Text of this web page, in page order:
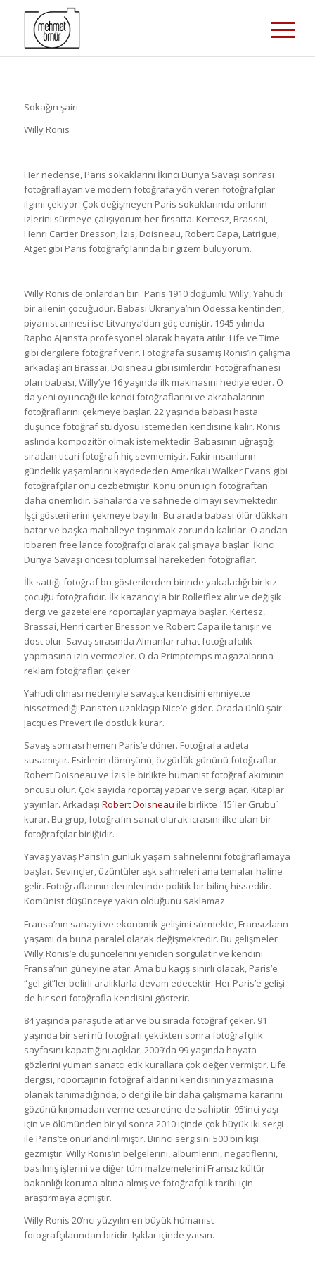
Sokağın şairi
Willy Ronis
Her nedense, Paris sokaklarını İkinci Dünya Savaşı sonrası
fotoğraflayan ve modern fotoğrafa yön veren fotoğrafçılar
ilgimi çekiyor. Çok değişmeyen Paris sokaklarında onların
izlerini sürmeye çalışıyorum her fırsatta. Kertesz, Brassai,
Henri Cartier Bresson, İzis, Doisneau, Robert Capa, Latrigue,
Atget gibi Paris fotoğrafçılarında bir gizem buluyorum.
Willy Ronis de onlardan biri. Paris 1910 doğumlu Willy, Yahudi
bir ailenin çocuğudur. Babası Ukranya’nın Odessa kentinden,
piyanist annesi ise Litvanya’dan göç etmiştir. 1945 yılında
Rapho Ajans’ta profesyonel olarak hayata atılır. Life ve Time
gibi dergilere fotoğraf verir. Fotoğrafa susamış Ronis’in çalışma
arkadaşları Brassai, Doisneau gibi isimlerdir. Fotoğrafhanesi
olan babası, Willy’ye 16 yaşında ilk makinasını hediye eder. O
da yeni oyuncağı ile kendi fotoğraflarını ve akrabalarının
fotoğraflarını çekmeye başlar. 22 yaşında babası hasta
düşünce fotoğraf stüdyosu istemeden kendisine kalır. Ronis
aslında kompozitör olmak istemektedir. Babasının uğraştığı
sıradan ticari fotoğrafı hiç sevmemiştir. Fakir insanların
gündelik yaşamlarını kaydededen Amerikalı Walker Evans gibi
fotoğrafçılar onu cezbetmiştir. Konu onun için fotoğraftan
daha önemlidir. Sahalarda ve sahnede olmayı sevmektedir.
İşçi gösterilerini çekmeye bayılır. Bu arada babası ölür dükkan
batar ve başka mahalleye taşınmak zorunda kalırlar. O andan
itibaren free lance fotoğrafçı olarak çalışmaya başlar. İkinci
Dünya Savaşı öncesi toplumsal hareketleri fotoğraflar.
İlk sattığı fotoğraf bu gösterilerden birinde yakaladığı bir kız
çocuğu fotoğrafıdır. İlk kazancıyla bir Rolleiflex alır ve değişik
dergi ve gazetelere röportajlar yapmaya başlar. Kertesz,
Brassai, Henri cartier Bresson ve Robert Capa ile tanışır ve
dost olur. Savaş sırasında Almanlar rahat fotoğrafcılık
yapmasına izin vermezler. O da Primptemps magazalarına
reklam fotoğrafları çeker.
Yahudi olması nedeniyle savaşta kendisini emniyette
hissetmediği Paris’ten uzaklaşıp Nice’e gider. Orada ünlü şair
Jacques Prevert ile dostluk kurar.
Savaş sonrası hemen Paris’e döner. Fotoğrafa adeta
susamıştır. Esirlerin dönüşünü, özgürlük gününü fotoğraflar.
Robert Doisneau ve İzis le birlikte humanist fotoğraf akımının
öncüsü olur. Çok sayıda röportaj yapar ve sergi açar. Kitaplar
yayınlar. Arkadaşı Robert Doisneau ile birlikte `15`ler Grubu`
kurar. Bu grup, fotoğrafın sanat olarak icrasını ilke alan bir
fotoğrafçılar birliğidir.
Yavaş yavaş Paris’in günlük yaşam sahnelerini fotoğraflamaya
başlar. Sevinçler, üzüntüler aşk sahneleri ana temalar haline
gelir. Fotoğraflarının derinlerinde politik bir bilinç hissedilir.
Komünist düşünceye yakın olduğunu saklamaz.
Fransa’nın sanayii ve ekonomik gelişimi sürmekte, Fransızların
yaşamı da buna paralel olarak değişmektedir. Bu gelişmeler
Willy Ronis’e düşüncelerini yeniden sorgulatır ve kendini
Fransa’nın güneyine atar. Ama bu kaçış sınırlı olacak, Paris’e
“gel git”ler belirli aralıklarla devam edecektir. Her Paris’e gelişi
de bir seri fotoğrafla kendisini gösterir.
84 yaşında paraşütle atlar ve bu sırada fotoğraf çeker. 91
yaşında bir seri nü fotoğrafı çektikten sonra fotoğrafçılık
sayfasını kapattığını açıklar. 2009’da 99 yaşında hayata
gözlerini yuman sanatcı etik kurallara çok değer vermiştir. Life
dergisi, röportajının fotoğraf altlarını kendisinin yazmasına
olanak tanımadığında, o dergi ile bir daha çalışmama kararını
gözünü kırpmadan verme cesaretine de sahiptir. 95’inci yaşı
için ve ölümünden bir yıl sonra 2010 içinde çok büyük iki sergi
ile Paris’te onurlandırılımıştır. Birinci sergisini 500 bin kişi
gezmiştir. Willy Ronis’in belgelerini, albümlerini, negatiflerini,
basılmış işlerini ve diğer tüm malzemelerini Fransız kültür
bakanlığı koruma altına almış ve fotoğrafçılık tarihi için
araştırmaya açmıştır.
Willy Ronis 20’nci yüzyılın en büyük hümanist
fotografçılarından biridir. Işıklar içinde yatsın.